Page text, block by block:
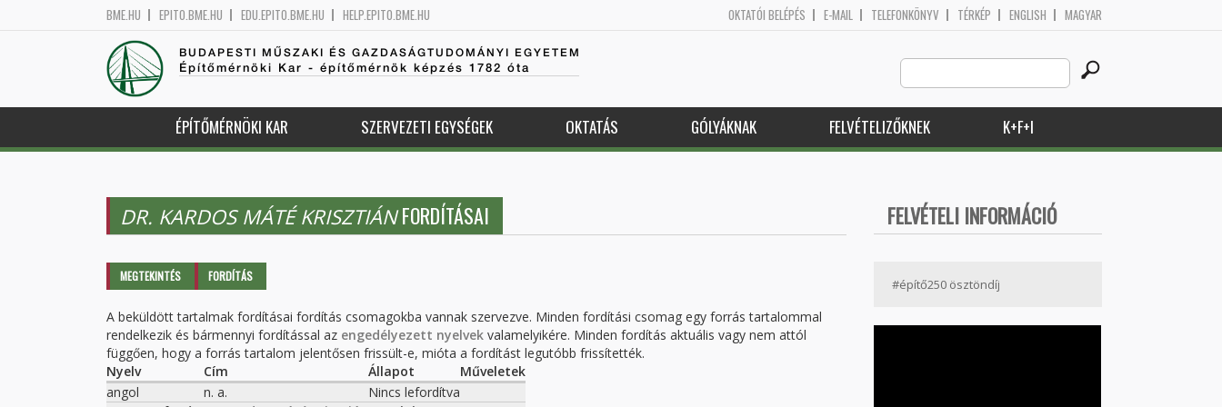
BME.HU EPITO.BME.HU EDU.EPITO.BME.HU HELP.EPITO.BME.HU OKTATÓI BELÉPÉS E-MAIL TELEFONKÖNYV TÉRKÉP ENGLISH MAGYAR
BUDAPESTI MŰSZAKI ÉS GAZDASÁGTUDOMÁNYI EGYETEM
Építőmérnöki Kar - építőmérnök képzés 1782 óta
Search
this
site
ÉPÍTŐMÉRNÖKI KAR SZERVEZETI EGYSÉGEK OKTATÁS GÓLYÁKNAK FELVÉTELIZŐKNEK K+F+I
DR. KARDOS MÁTÉ KRISZTIÁNFORDÍTÁSAI
Elsődleges fülek
MEGTEKINTÉS FORDÍTÁS
A beküldött tartalmak fordításai fordítás csomagokba vannak szervezve. Minden fordítási csomag egy forrás tartalommal
rendelkezik és bármennyi fordítással az engedélyezett nyelvek valamelyikére. Minden fordítás aktuális vagy nem attól
függően, hogy a forrás tartalom jelentősen frissült-e, mióta a fordítást legutóbb frissítették.
Nyelv
Cím Állapot
Műveletek
angol
n. a.
Nincs lefordítva
FELVÉTELI INFORMÁCIÓ
#építő250 ösztöndíj